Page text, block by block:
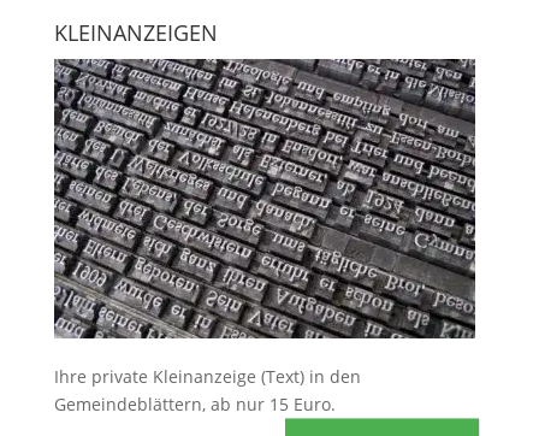
KLEINANZEIGEN
Ihre private Kleinanzeige (Text) in den
Gemeindeblättern, ab nur 15 Euro.